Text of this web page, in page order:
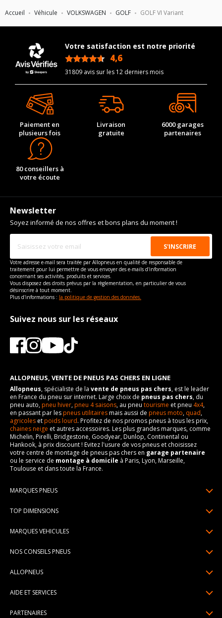
Accueil Véhicule VOLKSWAGEN GOLF GOLF VI Variant
Votre satisfaction est notre priorité
4,6
31809 avis sur les 12 derniers mois
Paiement en
plusieurs fois
Livraison
gratuite
6000 garages
partenaires
80 conseillers à
votre écoute
Newsletter
Soyez informé de nos offres et bons plans du moment !
Votre adresse e-mail sera traitée par Allopneus en qualité de responsable de
traitement pour lui permettre de vous envoyer des e-mails d'information
concernant ses activités, produits et services.
Vous disposez des droits prévus par la règlementation, en particulier de vous
désinscrire à tout moment.
Plus d'informations : la politique de gestion des données.
Suivez nous sur les réseaux
ALLOPNEUS, VENTE DE PNEUS PAS CHERS EN LIGNE
Allopneus, spécialiste de la vente de pneus pas chers, est le leader
en France du pneu sur internet. Large choix de pneus pas chers, du
pneu auto,pneu hiver,pneu 4 saisons, au pneu tourisme et pneu 4x4,
en passant par lespneus utilitairesmais aussi de pneus moto, quad,
agricoles etpoids lourd. Profitez de nos promos pneus à tous les prix,
chaines neige et autres accessoires. Les plus grandes marques, comme
Michelin, Pirelli, Bridgestone, Goodyear, Dunlop, Continental ou
Hankook, à prix discount ! Evitez l'usure de vos pneus et choisissez
votre centre de montage de pneus pas chers en garage partenaire
ou le service de montage à domicile à Paris, Lyon, Marseille,
Toulouse et dans toute la France.
MARQUES PNEUS
Pneus Continental
Pneus Hankook
Pneus Dunlop
TOP DIMENSIONS
195/65R15
205/60R16
225/45R17
MARQUES VEHICULES
Peugeot
Audi
NOS CONSEILS PNEUS
Pression pneu
ALLOPNEUS
Espace Presse
AIDE ET SERVICES
PARTENAIRES